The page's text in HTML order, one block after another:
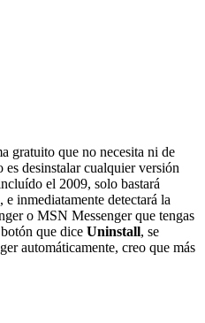
gratuito que no necesita ni de
desinstalar cualquier versión
el 2009, solo bastará
inmediatamente detectará la
o MSN Messenger que tengas
que dice Uninstall, se
automáticamente, creo que más